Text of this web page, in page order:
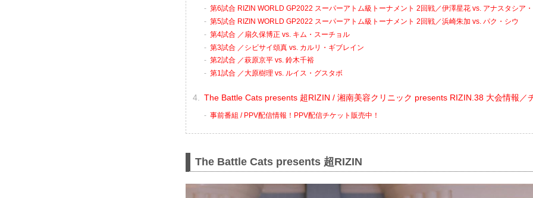
第6試合 RIZIN WORLD GP2022 スーパーアトム級トーナメント 2回戦／伊澤星花 vs. アナスタシア
第5試合 RIZIN WORLD GP2022 スーパーアトム級トーナメント 2回戦／浜崎朱加 vs. パク・シウ
第4試合 ／扇久保博正 vs. キム・スーチョル
第3試合 ／シビサイ頌真 vs. カルリ・ギブレイン
第2試合 ／萩原京平 vs. 鈴木千裕
第1試合 ／大原樹理 vs. ルイス・グスタボ
The Battle Cats presents 超RIZIN / 湘南美容クリニック presents RIZIN.38 大会情報／
事前番組 / PPV配信情報！PPV配信チケット販売中！
The Battle Cats presents 超RIZIN